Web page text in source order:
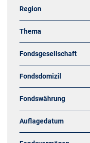
Region
Thema
Fondsgesellschaft
Fondsdomizil
Fondswährung
Auflagedatum